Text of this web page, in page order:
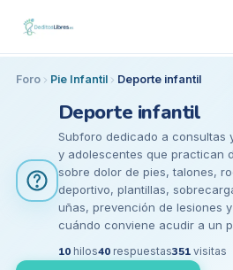
Foro Pie Infantil Deporte infantil
Deporte infantil
Subforo dedicado a consultas
y adolescentes que practican
sobre dolor de pies, talones,
deportivo, plantillas,
uñas, prevención de lesiones
cuándo conviene acudir a un
10hilos40respuestas351visitas